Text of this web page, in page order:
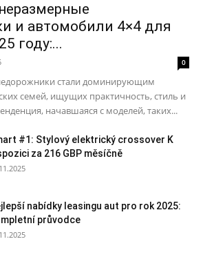
и автомобили 4×4 для
году:...
0
стали доминирующим
семей, ищущих практичность, стиль и
начавшаяся с моделей, таких...
#1: Stylový elektrický crossover K
za 216 GBP měsíčně
nabídky leasingu aut pro rok 2025:
průvodce